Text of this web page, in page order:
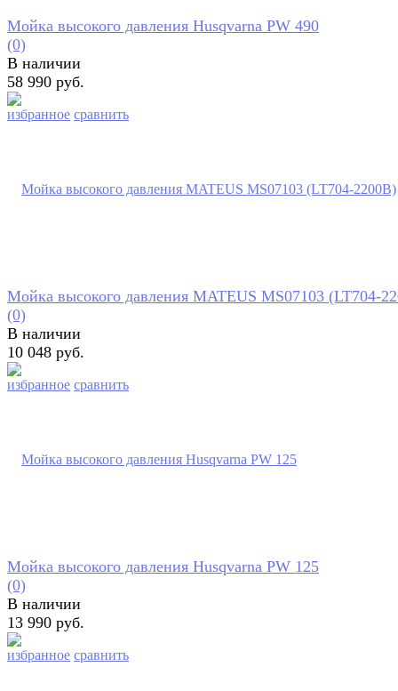
избранное сравнить
Мойка высокого давления Husqvarna PW 490
(0)
В наличии
58 990 руб.
избранное сравнить
Мойка высокого давления MATEUS MS07103 (LT704-
(0)
В наличии
10 048 руб.
избранное сравнить
Мойка высокого давления Husqvarna PW 125
(0)
В наличии
13 990 руб.